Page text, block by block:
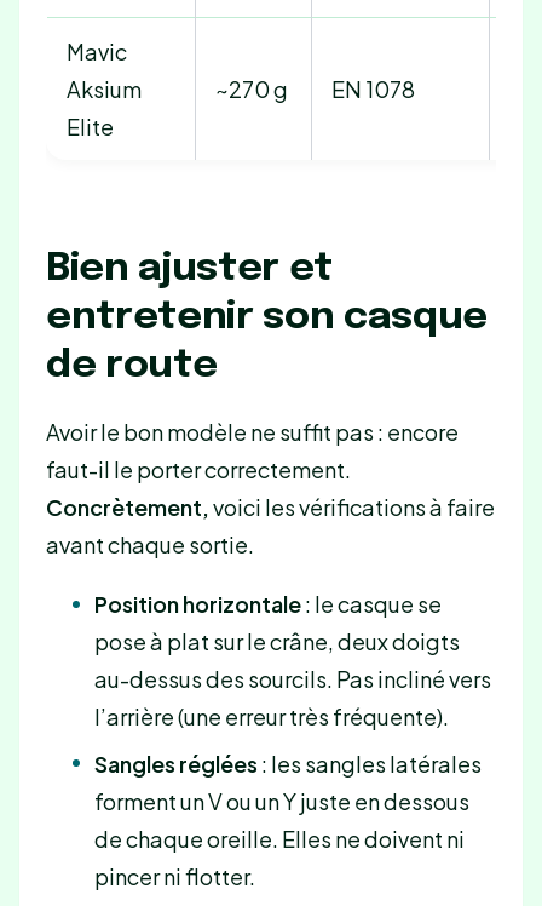
Mavic
Aksium
Elite
~270 g EN 1078
Bien ajuster et
entretenir son casque
de route
Avoir le bon modèle ne suffit pas : encore
faut-il le porter correctement.
Concrètement,voici les vérifications à faire
avant chaque sortie.
Position horizontale: le casque se
pose à plat sur le crâne, deux doigts
au-dessus des sourcils. Pas incliné vers
l’arrière (une erreur très fréquente).
Sangles réglées : les sangles latérales
forment un V ou un Y juste en dessous
de chaque oreille. Elles ne doivent ni
pincer ni flotter.